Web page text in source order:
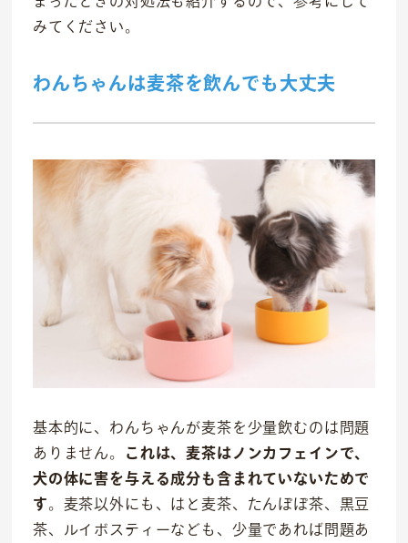
事業紹介
往診クリニック
トリミングサロン
私たちについて
代表あいさつ
理念
みてください。
わんちゃんは麦茶を飲んでも大丈夫
基本的に、わんちゃんが麦茶を少量飲むのは問題
ありません。 これは、麦茶はノンカフェインで、
犬の体に害を与える成分も含まれていないためで
す。麦茶以外にも、はと麦茶、たんぽぽ茶、黒豆
茶、ルイボスティーなども、少量であれば問題あ